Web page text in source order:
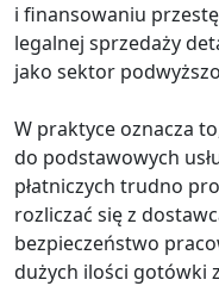
i finansowaniu
legalnej sprzedaży
jako sektor
W praktyce oznacza
do podstawowych
płatniczych trudno
rozliczać się z
bezpieczeństwo
dużych ilości gotówki